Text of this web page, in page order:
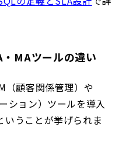
MAツールの違い
（顧客関係管理）や
ション）ツールを導入
いうことが挙げられま